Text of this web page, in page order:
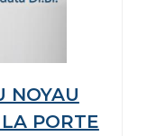
NOYAU
PORTE